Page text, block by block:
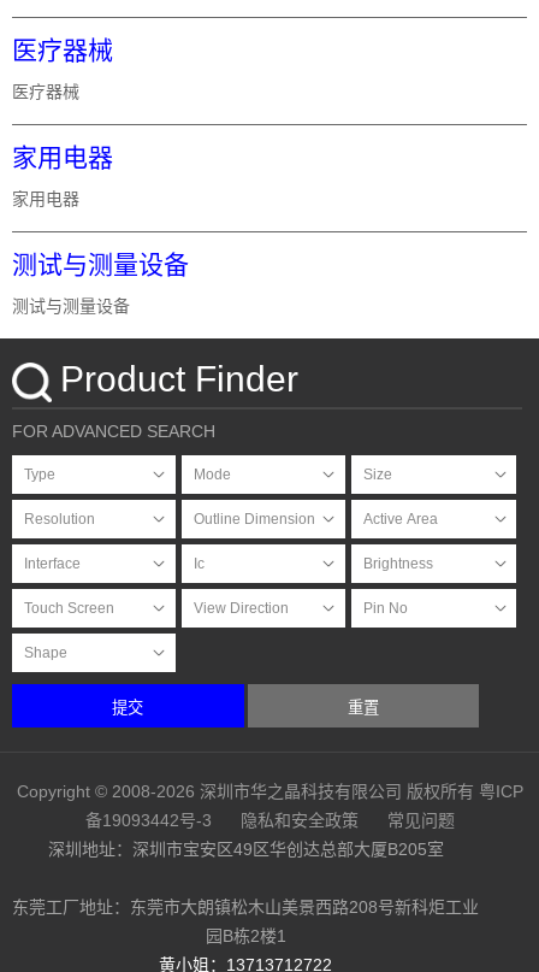
医疗器械
医疗器械
家用电器
家用电器
测试与测量设备
测试与测量设备
Product Finder
FOR ADVANCED SEARCH
提交 重置
Copyright © 2008-2026 深圳市华之晶科技有限公司 版权所有 粤ICP
备19093442号-3
隐私和安全政策
常见问题
深圳地址：深圳市宝安区49区华创达总部大厦B205室
东莞工厂地址：东莞市大朗镇松木山美景西路208号新科炬工业
园B栋2楼1
黄小姐：13713712722